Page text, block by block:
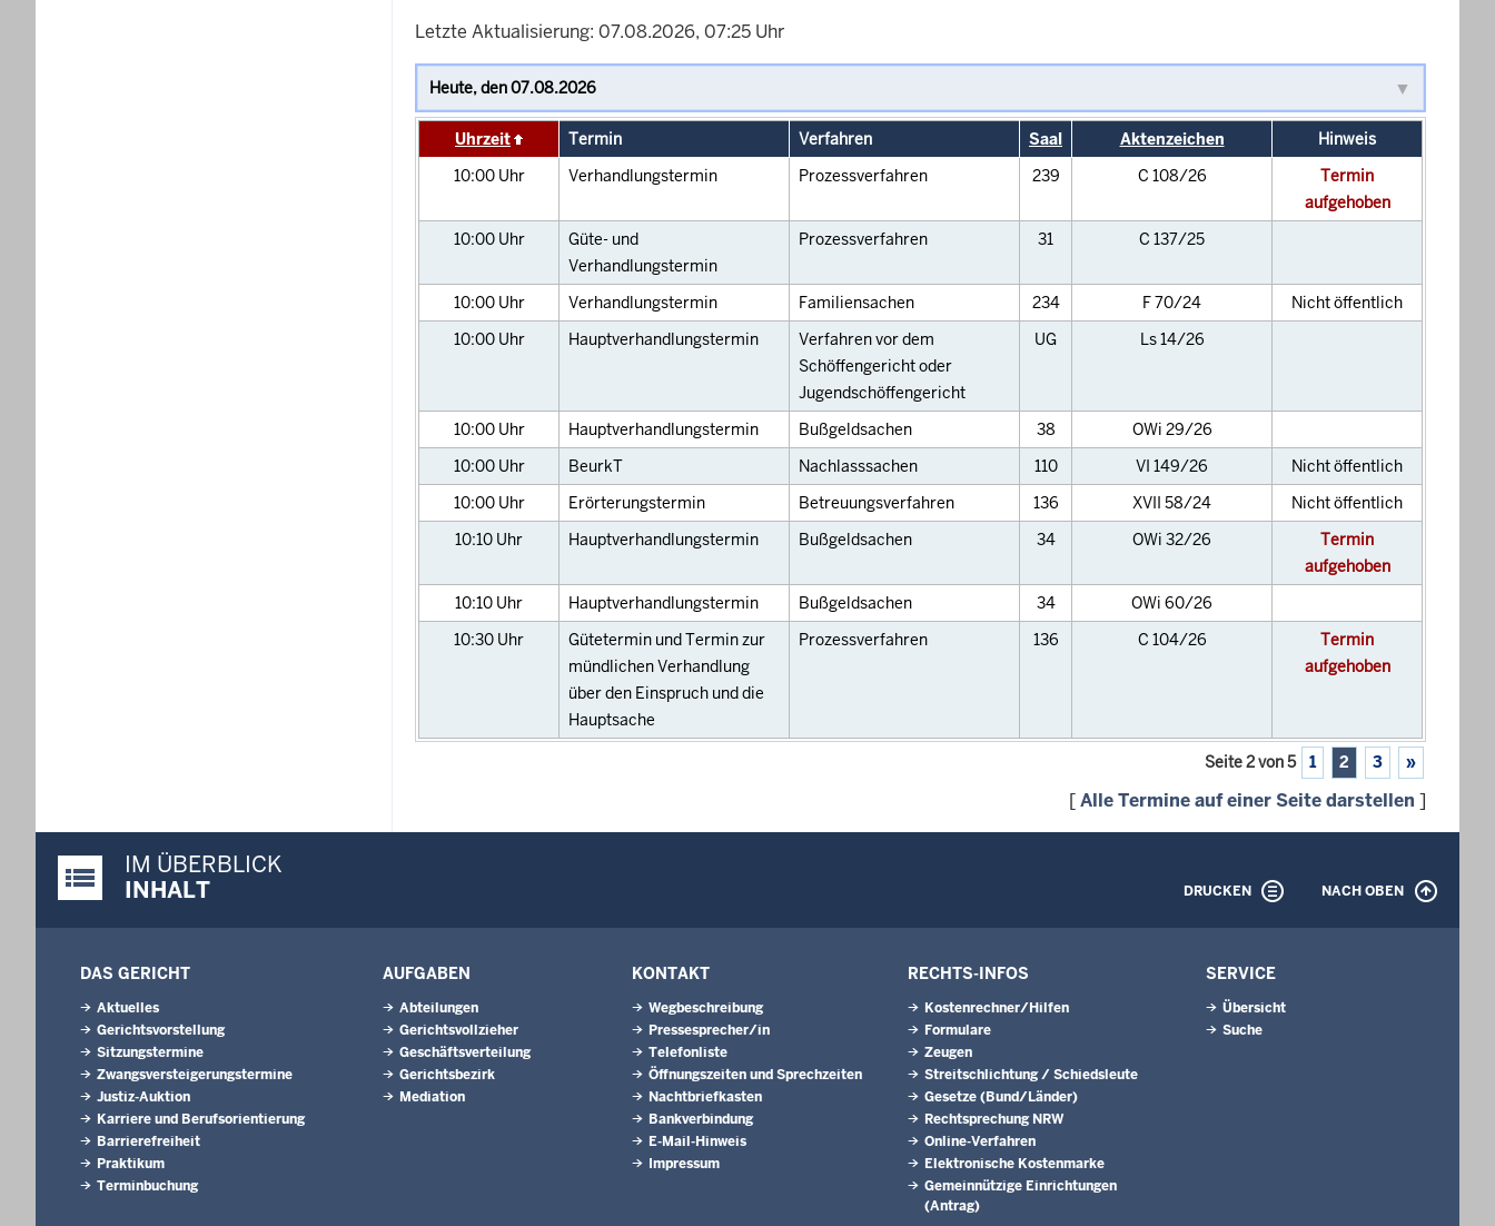
Letzte Aktualisierung: 07.08.2026, 07:25 Uhr
Uhrzeit Termin Verfahren Saal Aktenzeichen
Hinweis
10:00 Uhr Verhandlungstermin Prozessverfahren 239 C 108/26
Termin
aufgehoben
10:00 Uhr
Güte- und
Verhandlungstermin
Prozessverfahren 31 C 137/25
10:00 Uhr Verhandlungstermin Familiensachen 234 F 70/24
Nicht öffentlich
10:00 Uhr Hauptverhandlungstermin
Verfahren vor dem
Schöffengericht oder
Jugendschöffengericht
UG Ls 14/26
10:00 Uhr Hauptverhandlungstermin Bußgeldsachen 38
OWi 29/26
10:00 Uhr BeurkT Nachlasssachen 110 VI 149/26
Nicht öffentlich
10:00 Uhr Erörterungstermin Betreuungsverfahren 136 XVII 58/24
Nicht öffentlich
10:10 Uhr Hauptverhandlungstermin Bußgeldsachen 34 OWi 32/26
Termin
aufgehoben
10:10 Uhr Hauptverhandlungstermin Bußgeldsachen 34
OWi 60/26
10:30 Uhr
Gütetermin und Termin zur
mündlichen Verhandlung
über den Einspruch und die
Hauptsache
Prozessverfahren 136 C 104/26
Termin
aufgehoben
Seite 2 von 5 1 2 3 »
[Alle Termine auf einer Seite darstellen ]
Justiz-Portal im Überblick:
IM ÜBERBLICK
INHALT
DRUCKEN NACH OBEN
DAS GERICHT
Aktuelles
Gerichtsvorstellung
Sitzungstermine
Zwangsversteigerungs­termine
Justiz-Auktion
Karriere und Berufsorientierung
Barrierefreiheit
Praktikum
Terminbuchung
AUFGABEN
Abteilungen
Gerichtsvollzieher
Geschäftsverteilung
Gerichtsbezirk
Mediation
KONTAKT
Wegbeschreibung
Pressesprecher/in
Telefonliste
Öffnungszeiten und Sprechzeiten
Nachtbriefkasten
Bankverbindung
E-Mail-Hinweis
Impressum
RECHTS-INFOS
Kostenrechner/Hilfen
Formulare
Zeugen
Streitschlichtung / Schiedsleute
Gesetze (Bund/Länder)
Rechtsprechung NRW
Online-Verfahren
Elektronische Kostenmarke
Gemeinnützige Einrichtungen
(Antrag)
SERVICE
Übersicht
Suche